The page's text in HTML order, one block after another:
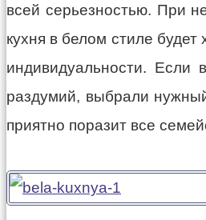
всей серьезностью. При
кухня в белом стиле
индивидуальности. Если
раздумий, выбрали
приятно поразит все